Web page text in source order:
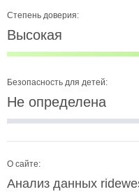
Степень доверия:
Высокая
Безопасность для детей:
Не определена
О сайте:
Анализ данных